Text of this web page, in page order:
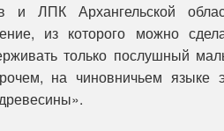
и ЛПК Архангельской
из которого можно
только послушный
на чиновничьем языке